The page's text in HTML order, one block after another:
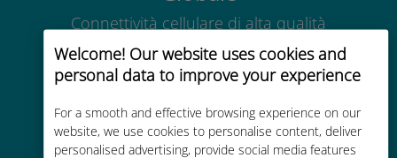
Welcome! Our website uses cookies and
personal data to improve your experience
For a smooth and effective browsing experience on our
website, we use cookies to personalise content, deliver
personalised advertising, provide social media features
Connettività cellulare di alta qualità
in tutto il mondo in oltre 200
destinazioni